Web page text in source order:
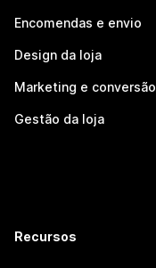
Encomendas e envio
Design da loja
Marketing e conversão
Gestão da loja
Recursos